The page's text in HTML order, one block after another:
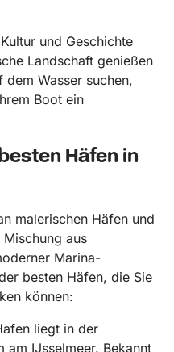
und Geschichte
Landschaft genießen
Wasser suchen,
Boot ein
Häfen in
malerischen Häfen und
aus
Marina-
besten Häfen, die Sie
können:
liegt in der
am IJsselmeer. Bekannt